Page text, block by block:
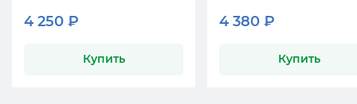
4 250 ₽
Купить
4 380 ₽
Купить